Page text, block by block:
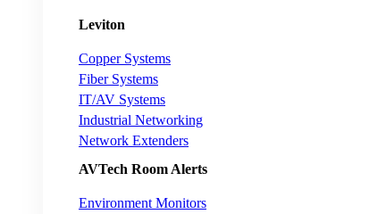
Leviton
Copper Systems
Fiber Systems
IT/AV Systems
Industrial Networking
Network Extenders
AVTech Room Alerts
Environment Monitors